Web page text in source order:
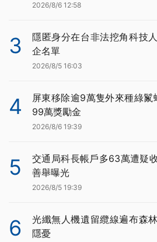
2026/8/6 12:58
3
隱匿身分在台非法挖角科技
企名單
2026/8/5 16:03
4
屏東移除逾9萬隻外來種綠
99萬獎勵金
2026/8/6 19:39
5
交通局科長帳戶多63萬遭疑
善舉曝光
2026/8/5 19:39
6
光纖無人機遺留纜線遍布森
隱憂